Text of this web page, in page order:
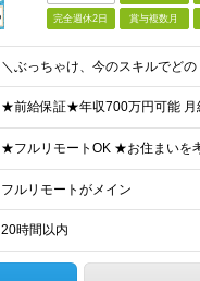
完全週休2日 賞与複数月
フルリモートがメイン
20時間以内